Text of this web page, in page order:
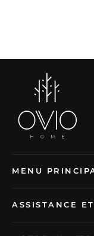
MENU
ASSISTANCE